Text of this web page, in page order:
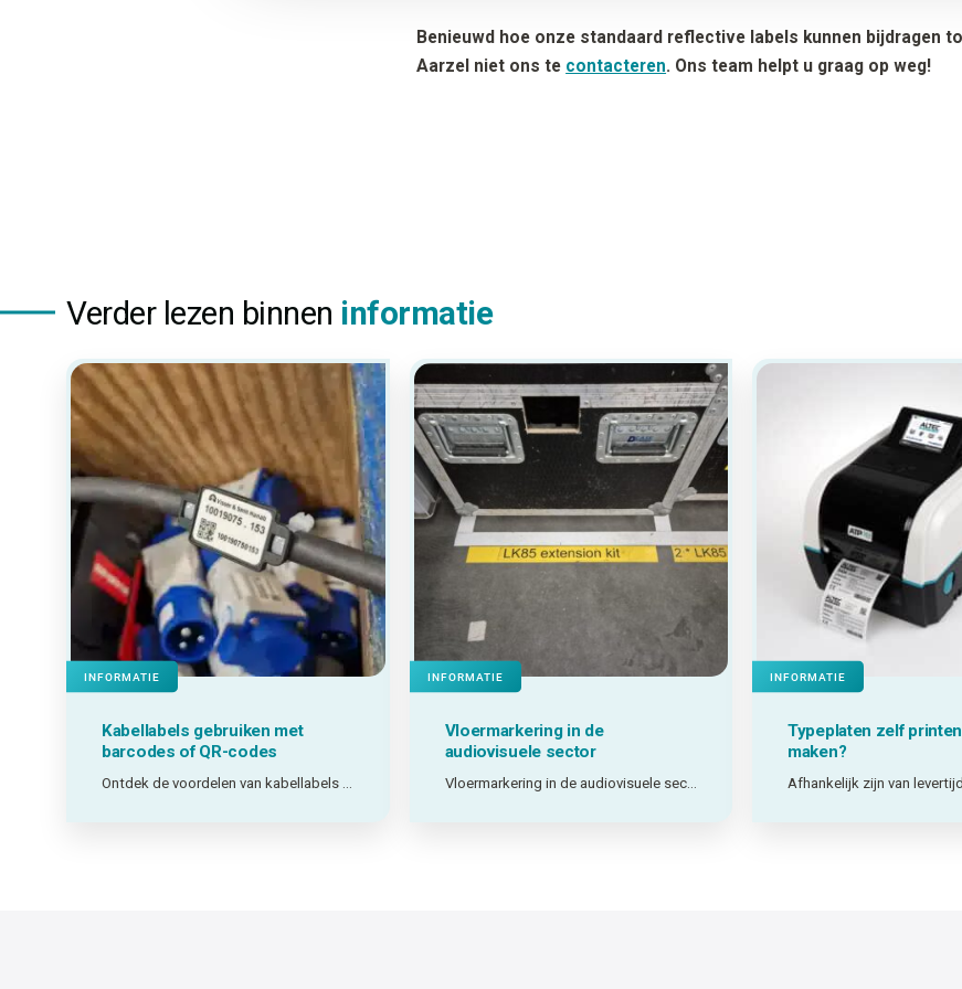
Benieuwd hoe onze standaard reflective labels kunnen bijdragen
Aarzel niet ons te contacteren. Ons team helpt u graag op weg!
Verder lezen binnen informatie
INFORMATIE
Kabellabels gebruiken met
barcodes of QR-codes
Ontdek de voordelen van kabellabels met barcodes en QR-codes.
INFORMATIE
Vloermarkering in de
audiovisuele sector
Vloermarkering in de audiovisuele sector: getest in de praktijk
INFORMATIE
Typeplaten zelf
maken?